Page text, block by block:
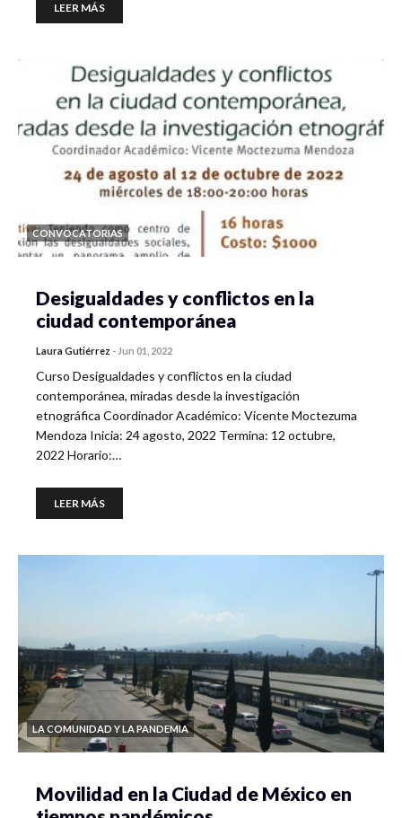
LEER MÁS
CONVOCATORIAS
Desigualdades y conflictos en la
ciudad contemporánea
Laura Gutiérrez - Jun 01, 2022
Curso Desigualdades y conflictos en la ciudad
contemporánea, miradas desde la investigación
etnográfica Coordinador Académico: Vicente Moctezuma
Mendoza Inicia: 24 agosto, 2022 Termina: 12 octubre,
2022 Horario:…
LEER MÁS
LA COMUNIDAD Y LA PANDEMIA
Movilidad en la Ciudad de México en